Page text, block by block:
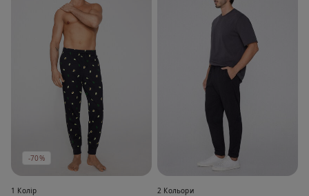
-70%
1 Колір 2 Кольори